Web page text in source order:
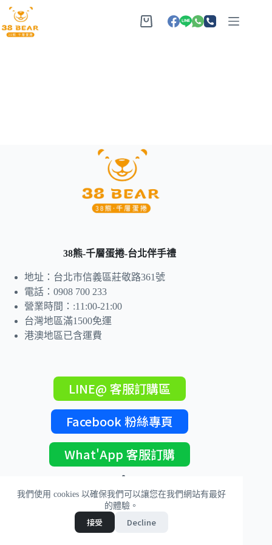
我們使用 cookies 以確保我們可以讓您在我們網站有最好
的體驗。
接受 Decline
38熊-千層蛋捲-台北伴手禮
地址：台北市信義區莊敬路361號
電話：0908 700 233
營業時間：:11:00-21:00
台灣地區滿1500免運
港澳地區已含運費
LINE@ 客服訂購區
Facebook 粉絲專頁
What'App 客服訂購
版權 © 2026 - 38熊